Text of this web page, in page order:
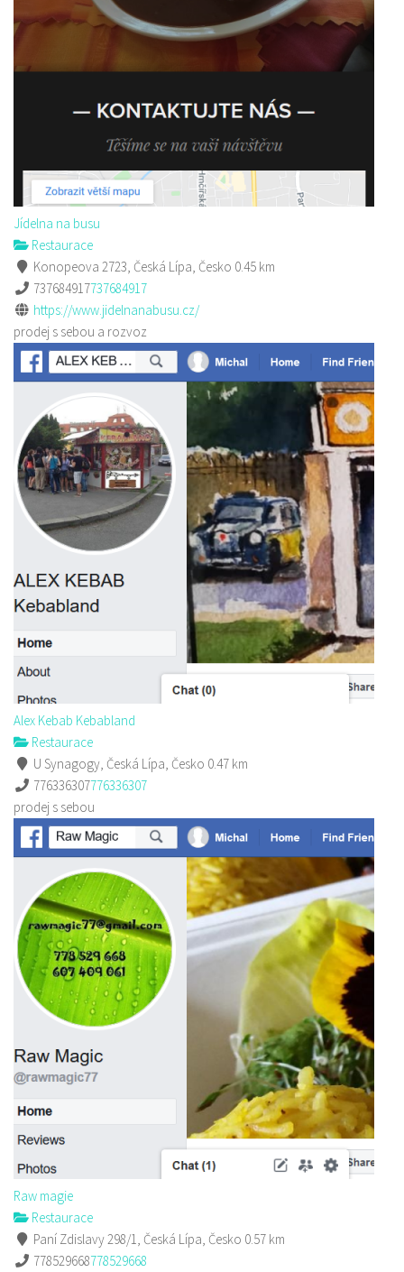
Jídelna na busu
Restaurace
Konopeova 2723, Česká Lípa, Česko 0.45 km
737684917737684917
https://www.jidelnanabusu.cz/
prodej s sebou a rozvoz
Alex Kebab Kebabland
Restaurace
U Synagogy, Česká Lípa, Česko 0.47 km
776336307776336307
prodej s sebou
Raw magie
Restaurace
Paní Zdislavy 298/1, Česká Lípa, Česko 0.57 km
778529668778529668